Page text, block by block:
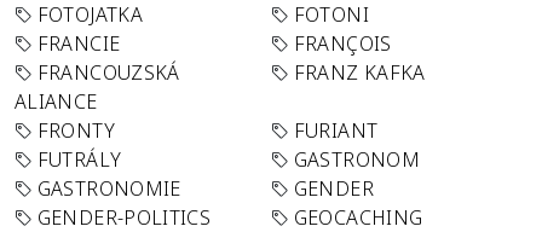
FOTOJATKA
FOTONI
FRANCIE
FRANÇOIS
FRANCOUZSKÁ
ALIANCE
FRANZ KAFKA
FRONTY
FURIANT
FUTRÁLY
GASTRONOM
GASTRONOMIE
GENDER
GENDER-POLITICS
GEOCACHING